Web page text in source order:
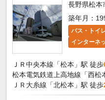
長野県松本
築年月：
バス・トイ
インターネ
ＪＲ中央本線「松本」駅 徒歩
松本電気鉄道上高地線「西松
ＪＲ大糸線「北松本」駅 徒歩